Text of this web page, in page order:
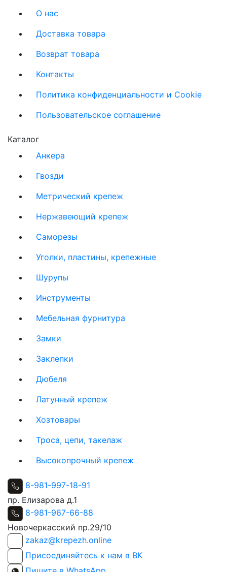
О нас
Доставка товара
Возврат товара
Контакты
Политика конфиденциальности и Cookie
Пользовательское соглашение
Каталог
Анкера
Гвозди
Метрический крепеж
Нержавеющий крепеж
Саморезы
Уголки, пластины, крепежные
Шурупы
Инструменты
Мебельная фурнитура
Замки
Заклепки
Дюбеля
Латунный крепеж
Хозтовары
Троса, цепи, такелаж
Высокопрочный крепеж
8-981-997-18-91
пр. Елизарова д.1
8-981-967-66-88
Новочеркасский пр.29/10
zakaz@krepezh.online
Присоединяйтесь к нам в ВК